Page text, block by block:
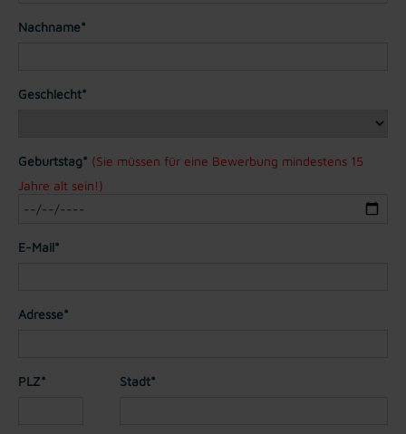
Nachname*
Geschlecht*
Geburtstag* (Sie müssen für eine Bewerbung mindestens 15
Jahre alt sein!)
E-Mail*
Adresse*
PLZ* Stadt*